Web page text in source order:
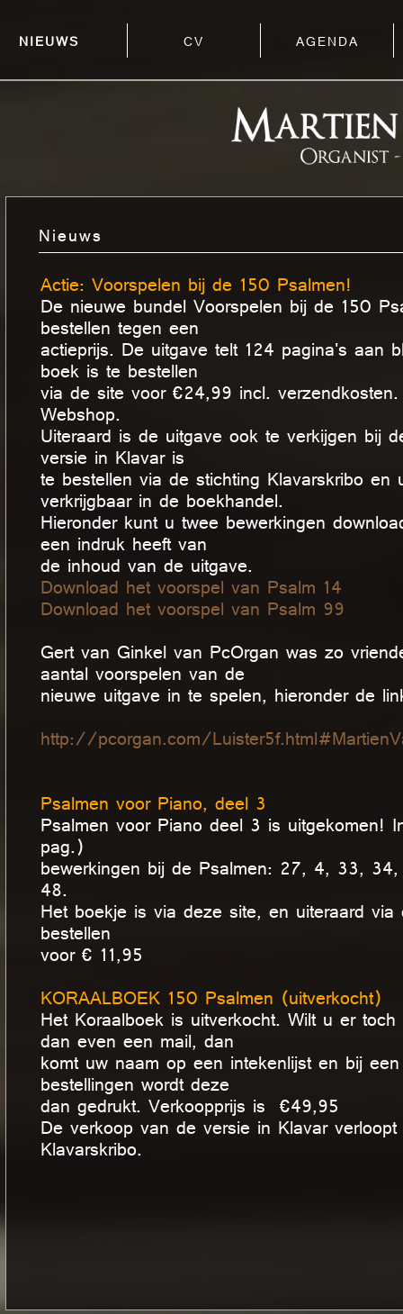
NIEUWS CV AGENDA
Nieuws
Actie: Voorspelen bij de 150 Psalmen!
De nieuwe bundel Voorspelen bij de 150
bestellen tegen een
actieprijs. De uitgave telt 124 pagina's aan
boek is te bestellen
via de site voor €24,99 incl.
Webshop.
Uiteraard is de uitgave ook te verkijgen bij
versie in Klavar is
te bestellen via de stichting Klavarskribo en
verkrijgbaar in de boekhandel.
Hieronder kunt u twee bewerkingen
een indruk heeft van
de inhoud van de uitgave.
Download het voorspel van Psalm 14
Download het voorspel van Psalm 99
Gert van Ginkel van PcOrgan was zo
aantal voorspelen van de
nieuwe uitgave in te spelen, hieronder de
http://pcorgan.com/
Psalmen voor Piano, deel 3
Psalmen voor Piano deel 3 is uitgekomen!
pag.)
bewerkingen bij de Psalmen: 27, 4, 33,
48.
Het boekje is via deze site, en uiteraard
bestellen
voor € 11,95
KORAALBOEK 150 Psalmen (uitverkocht)
Het Koraalboek is uitverkocht. Wilt u er
dan even een mail, dan
komt uw naam op een intekenlijst en bij
bestellingen wordt deze
dan gedrukt. Verkoopprijs is €49,95
De verkoop van de versie in Klavar
Klavarskribo.